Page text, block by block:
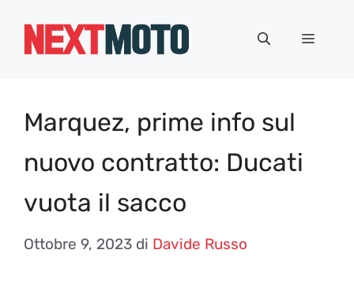
Menu
Marquez, prime info sul
nuovo contratto: Ducati
vuota il sacco
Ottobre 9, 2023 di Davide Russo